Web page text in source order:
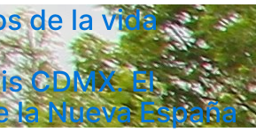
de la vida
CDMX. El
la Nueva España